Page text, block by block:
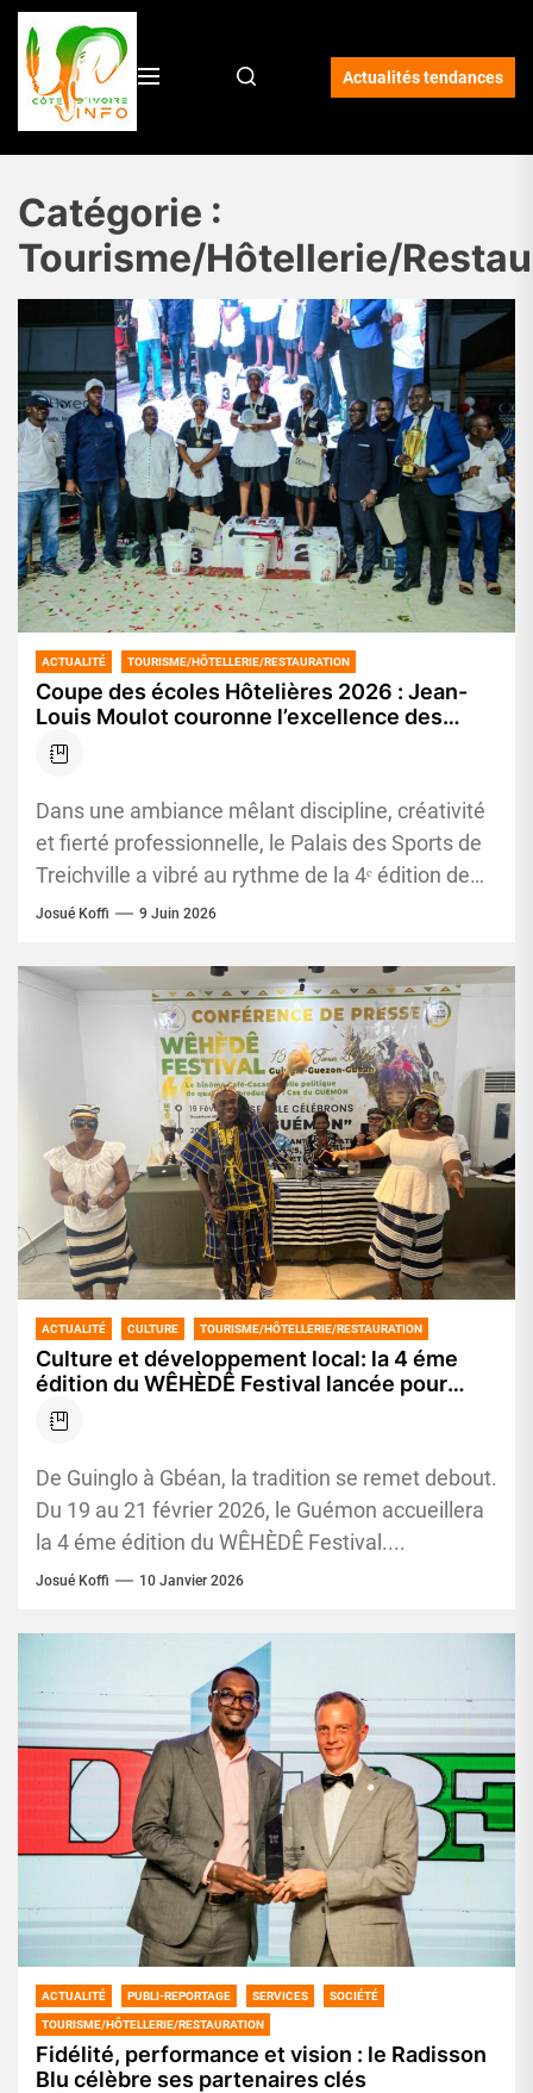
Skip
the
content
d'Ivoire
Infos
Actualités tendances
Catégorie :
Tourisme/Hôtellerie/
ACTUALITÉ TOURISME/HÔTELLERIE/RESTAURATION
Coupe des écoles Hôtelières 2026 : Jean-
Louis Moulot couronne l’excellence des
métiers de l’hôtellerie
Dans une ambiance mêlant discipline, créativité
et fierté professionnelle, le Palais des Sports de
Treichville a vibré au rythme de la 4ᵉ édition de
la...
Josué Koffi 9 Juin 2026
ACTUALITÉ CULTURE TOURISME/HÔTELLERIE/RESTAURATION
Culture et développement local: la 4 éme
édition du WÊHÈDÊ Festival lancée pour
valoriser l’identité Wê et le binôme café-
cacao
De Guinglo à Gbéan, la tradition se remet debout.
Du 19 au 21 février 2026, le Guémon accueillera
la 4 éme édition du WÊHÈDÊ Festival....
Josué Koffi 10 Janvier 2026
ACTUALITÉ PUBLI-REPORTAGE SERVICES SOCIÉTÉ
TOURISME/HÔTELLERIE/RESTAURATION
Fidélité, performance et vision : le Radisson
Blu célèbre ses partenaires clés